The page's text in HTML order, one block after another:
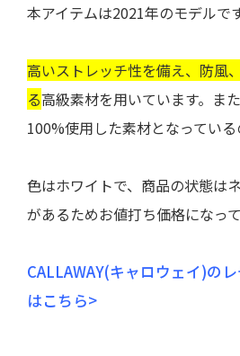
本アイテムは2021年のモデルです
高いストレッチ性を備え、防風
る高級素材を用いています。ま
100%使用した素材となっている
色はホワイトで、商品の状態は
があるためお値打ち価格になって
CALLAWAY(キャロウェイ)の
はこちら>